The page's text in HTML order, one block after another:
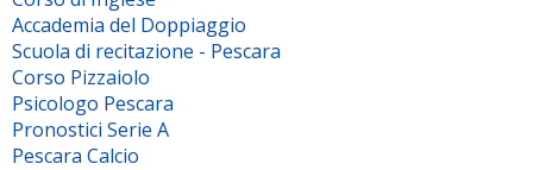
Accademia del Doppiaggio
Scuola di recitazione - Pescara
Corso Pizzaiolo
Psicologo Pescara
Pronostici Serie A
Pescara Calcio